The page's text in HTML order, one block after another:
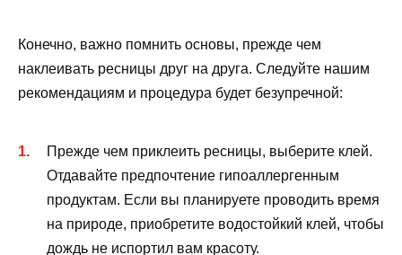
Конечно, важно помнить основы, прежде чем
наклеивать ресницы друг на друга. Следуйте нашим
рекомендациям и процедура будет безупречной:
Прежде чем приклеить ресницы, выберите клей.
Отдавайте предпочтение гипоаллергенным
продуктам. Если вы планируете проводить время
на природе, приобретите водостойкий клей, чтобы
дождь не испортил вам красоту.